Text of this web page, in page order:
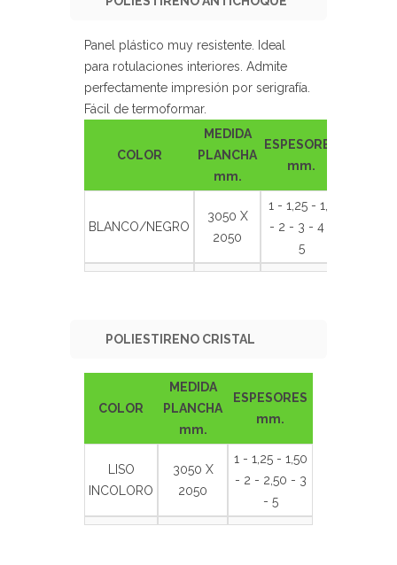
Panel plástico muy resistente. Ideal
para rotulaciones interiores. Admite
perfectamente impresión por serigrafía.
Fácil de termoformar.
COLOR
MEDIDA
PLANCHA
mm.
ESPESORES
mm.
BLANCO/NEGRO
3050 X
2050
1 - 1,25 - 1,5
- 2 - 3 - 4 -
5
POLIESTIRENO CRISTAL
COLOR
MEDIDA
PLANCHA
mm.
ESPESORES
mm.
LISO
INCOLORO
3050 X
2050
1 - 1,25 - 1,50
- 2 - 2,50 - 3
- 5